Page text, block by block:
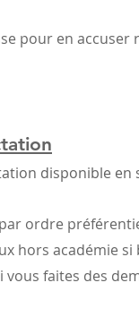
pour en accuser
disponible en
ordre
hors académie si
faites des